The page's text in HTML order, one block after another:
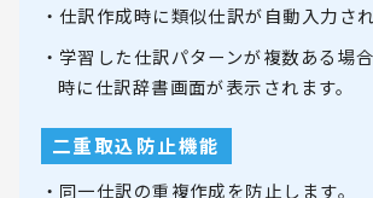
・仕訳作成時に類似仕訳が自動入力され
・学習した仕訳パターンが複数ある場
時に仕訳辞書画面が表示されます。
二重取込防止機能
・同一仕訳の重複作成を防止します。